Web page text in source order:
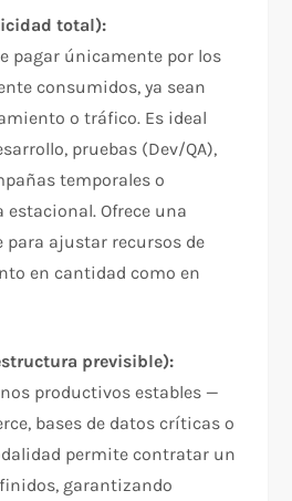
total):
pagar únicamente por los
consumidos, ya sean
o tráfico. Es ideal
pruebas (Dev/QA),
temporales o
estacional. Ofrece una
ajustar recursos de
en cantidad como en
previsible):
productivos estables —
bases de datos críticas o
permite contratar un
garantizando